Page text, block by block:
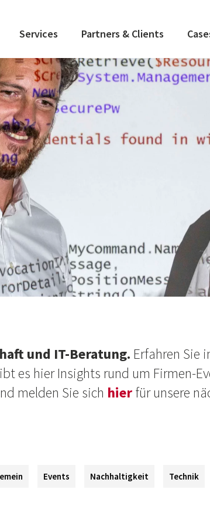
Services Partners & Clients
und IT-Beratung. Erfahren Sie
es hier Insights rund um Firmen-
melden Sie sich hierfür unsere
Events Nachhaltigkeit Technik